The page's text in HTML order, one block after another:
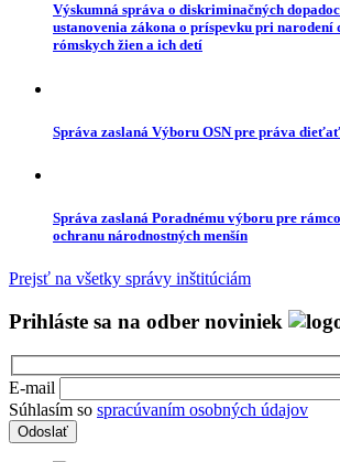
Výskumná správa o diskriminačných
ustanovenia zákona o príspevku pri
rómskych žien a ich detí
Správa zaslaná Výboru OSN pre práva
Správa zaslaná Poradnému výboru pre
ochranu národnostných menšín
Prejsť na všetky správy inštitúciám
Prihláste sa na odber noviniek
E-mail
Súhlasím so spracúvaním osobných údajov